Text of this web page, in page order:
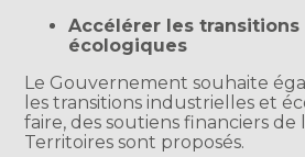
Accélérer les
écologiques
Le Gouvernement souhaite
les transitions industrielles et
faire, des soutiens financiers de
Territoires sont proposés.